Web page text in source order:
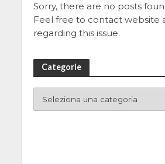
Sorry, there are no posts
Feel free to contact website
regarding this issue.
Categorie